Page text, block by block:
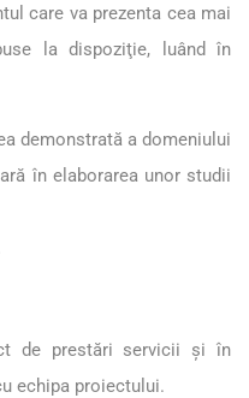
care va prezenta cea mai
la dispoziţie, luând în
demonstrată a domeniului
în elaborarea unor studii
de prestări servicii şi în
echipa proiectului.